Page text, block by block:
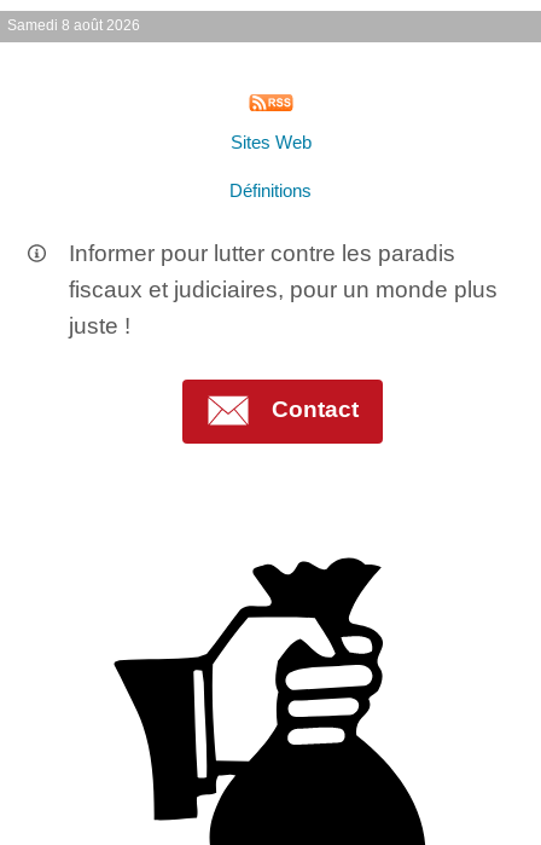
Samedi 8 août 2026
Sites Web
Définitions
Informer pour lutter contre les paradis
fiscaux et judiciaires, pour un monde plus
juste !
Contact